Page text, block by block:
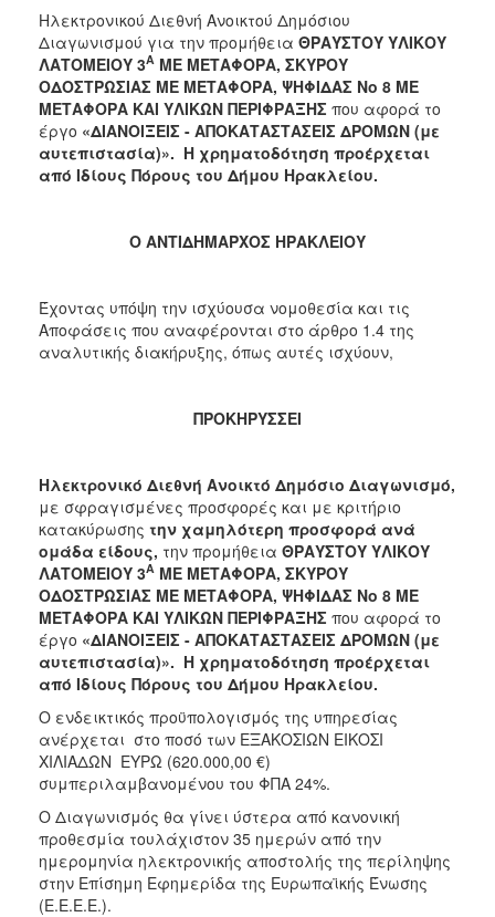
2019
2018
2017
2016
2015
2013
ΤΟΠΟΣ
Ηλεκτρονικού Διεθνή Ανοικτού Δημόσιου
Διαγωνισμού για την προμήθεια ΘΡΑΥΣΤΟΥ ΥΛΙΚΟΥ
ΛΑΤΟΜΕΙΟΥ 3Α ΜΕ ΜΕΤΑΦΟΡΑ, ΣΚΥΡΟΥ
ΟΔΟΣΤΡΩΣΙΑΣ ΜΕ ΜΕΤΑΦΟΡΑ, ΨΗΦΙΔΑΣ Νο 8 ΜΕ
ΜΕΤΑΦΟΡΑ ΚΑΙ ΥΛΙΚΩΝ ΠΕΡΙΦΡΑΞΗΣ που αφορά το
έργο «ΔΙΑΝΟΙΞΕΙΣ - ΑΠΟΚΑΤΑΣΤΑΣΕΙΣ ΔΡΟΜΩΝ (με
αυτεπιστασία)». Η χρηματοδότηση προέρχεται
από Ιδίους Πόρους του Δήμου Ηρακλείου.
Ο ΑΝΤΙΔΗΜΑΡΧΟΣ ΗΡΑΚΛΕΙΟΥ
Έχοντας υπόψη την ισχύουσα νομοθεσία και τις
Αποφάσεις που αναφέρονται στο άρθρο 1.4 της
αναλυτικής διακήρυξης, όπως αυτές ισχύουν,
ΠΡΟΚΗΡΥΣΣΕΙ
Ηλεκτρονικό Διεθνή Ανοικτό Δημόσιο Διαγωνισμό,
με σφραγισμένες προσφορές και με κριτήριο
κατακύρωσης την χαμηλότερη προσφορά ανά
ομάδα είδους, την προμήθεια ΘΡΑΥΣΤΟΥ ΥΛΙΚΟΥ
ΛΑΤΟΜΕΙΟΥ 3Α ΜΕ ΜΕΤΑΦΟΡΑ, ΣΚΥΡΟΥ
ΟΔΟΣΤΡΩΣΙΑΣ ΜΕ ΜΕΤΑΦΟΡΑ, ΨΗΦΙΔΑΣ Νο 8 ΜΕ
ΜΕΤΑΦΟΡΑ ΚΑΙ ΥΛΙΚΩΝ ΠΕΡΙΦΡΑΞΗΣ που αφορά το
έργο «ΔΙΑΝΟΙΞΕΙΣ - ΑΠΟΚΑΤΑΣΤΑΣΕΙΣ ΔΡΟΜΩΝ (με
αυτεπιστασία)». Η χρηματοδότηση προέρχεται
από Ιδίους Πόρους του Δήμου Ηρακλείου.
Ο ενδεικτικός προϋπολογισμός της υπηρεσίας
ανέρχεται στο ποσό των ΕΞΑΚΟΣΙΩΝ ΕΙΚΟΣΙ
ΧΙΛΙΑΔΩΝ ΕΥΡΩ (620.000,00 €)
συμπεριλαμβανομένου του ΦΠΑ 24%.
Ο Διαγωνισμός θα γίνει ύστερα από κανονική
προθεσμία τουλάχιστον 35 ημερών από την
ημερομηνία ηλεκτρονικής αποστολής της περίληψης
στην Επίσημη Εφημερίδα της Ευρωπαϊκής Ένωσης
(Ε.Ε.Ε.Ε.).